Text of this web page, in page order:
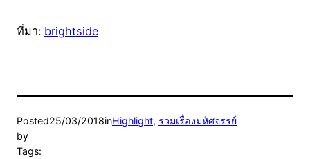
ที่มา: brightside
Posted25/03/2018inHighlight, รวมเรื่องมหัศจรรย์
by
Tags: